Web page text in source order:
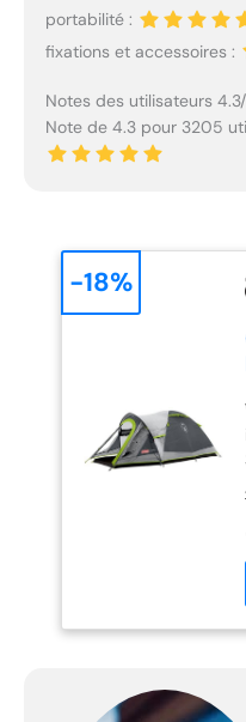
portabilité :
fixations et accessoires :
Notes des utilisateurs
Note de 4.3 pour 3205
-18%